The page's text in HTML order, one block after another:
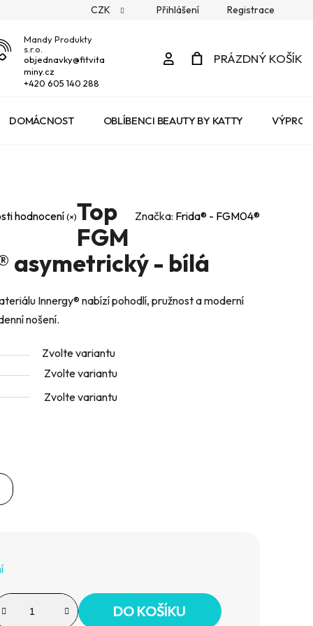
CZK Přihlášení Registrace
Mandy Produkty
s.r.o.
objednavky@fitvita
miny.cz
+420 605 140 288
PřihlášeníPRÁZDNÝ KOŠÍK
DOMÁCNOST OBLÍBENCI BEAUTY BY KATTY
hodnocení Značka: Frida® - FGM04®
Top
FGM
asymetrický - bílá
Innergy® nabízí pohodlí, pružnost a moderní
nošení.
Zvolte variantu
Zvolte variantu
Zvolte variantu
DO KOŠÍKU